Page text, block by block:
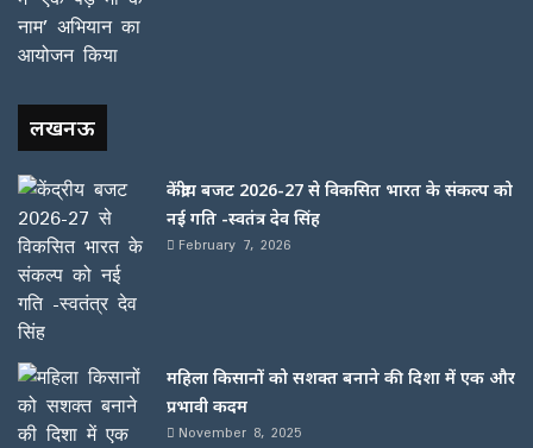
लखनऊ
केंद्रीय बजट 2026-27 से विकसित भारत के संकल्प को
नई गति -स्वतंत्र देव सिंह
February 7, 2026
महिला किसानों को सशक्त बनाने की दिशा में एक और
प्रभावी कदम
November 8, 2025